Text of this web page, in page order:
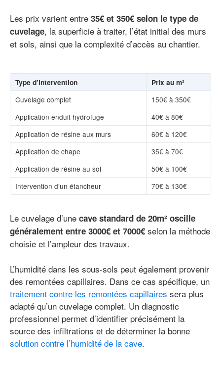
Les prix varient entre 35€ et 350€ selon le type de
cuvelage, la superficie à traiter, l’état initial des murs
et sols, ainsi que la complexité d’accès au chantier.
Type d’intervention
Prix au m²
Cuvelage complet
150€ à 350€
Application enduit hydrofuge
40€ à 80€
Application de résine aux murs
60€ à 120€
Application de chape
35€ à 70€
Application de résine au sol
50€ à 100€
Intervention d’un étancheur
70€ à 130€
Le cuvelage d’une cave standard de 20m² oscille
généralement entre 3000€ et 7000€ selon la méthode
choisie et l’ampleur des travaux.
L’humidité dans les sous-sols peut également provenir
des remontées capillaires. Dans ce cas spécifique, un
traitement contre les remontées capillaires sera plus
adapté qu’un cuvelage complet. Un diagnostic
professionnel permet d’identifier précisément la
source des infiltrations et de déterminer la bonne
solution contre l’humidité de la cave.